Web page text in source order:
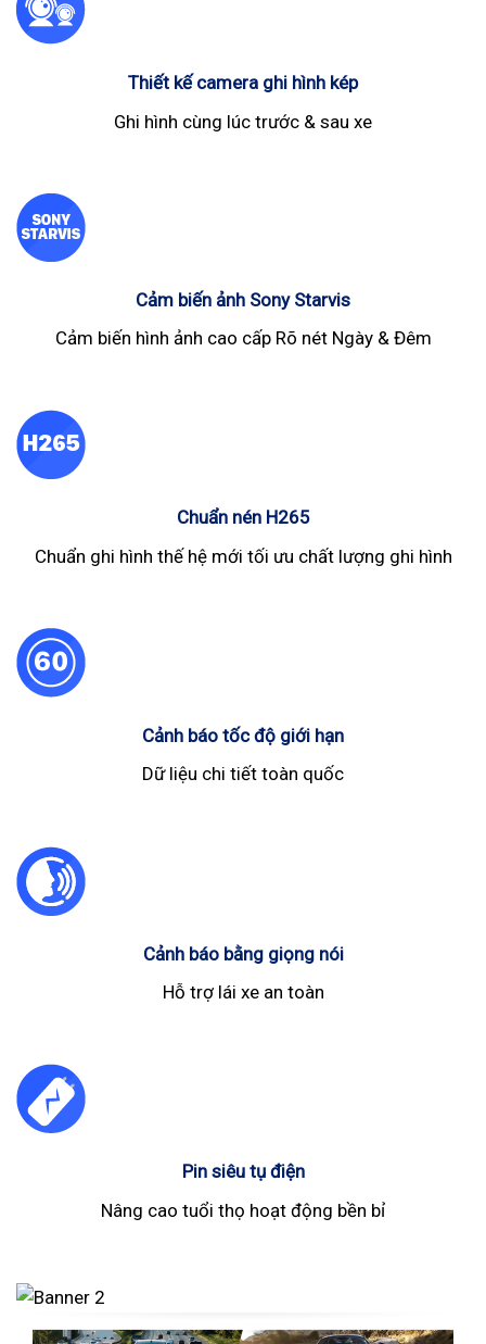
Thiết kế camera ghi hình kép
Ghi hình cùng lúc trước & sau xe
Cảm biến ảnh Sony Starvis
Cảm biến hình ảnh cao cấp Rõ nét Ngày & Đêm
Chuẩn nén H265
Chuẩn ghi hình thế hệ mới tối ưu chất lượng ghi hình
Cảnh báo tốc độ giới hạn
Dữ liệu chi tiết toàn quốc
Cảnh báo bằng giọng nói
Hỗ trợ lái xe an toàn
Pin siêu tụ điện
Nâng cao tuổi thọ hoạt động bền bỉ